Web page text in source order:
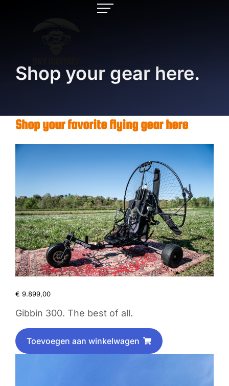
Shop your gear here.
Shop your favorite flying gear here
€ 9.899,00
Gibbin 300. The best of all.
Toevoegen aan winkelwagen